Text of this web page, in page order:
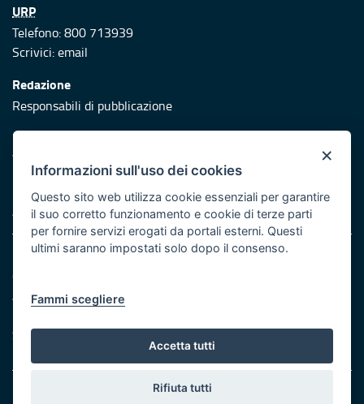
URP
Telefono: 800 713939
Scrivici:email
Redazione
Responsabili di pubblicazione
Protezione civile
Vai al sito di Protezione Civile Puglia
Iniziativa finanziata con risorse del POR Puglia 2014/2020 -
Asse XI
Note legali
Cookie e privacy
Atti di notifica
Servizi Intranet
© Regione Puglia
×
Informazioni sull'uso dei cookies
Questo sito web utilizza cookie essenziali per garantire
il suo corretto funzionamento e cookie di terze parti
per fornire servizi erogati da portali esterni. Questi
ultimi saranno impostati solo dopo il consenso.
Fammi scegliere
Accetta tutti
Rifiuta tutti